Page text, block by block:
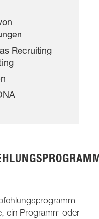
Recruiting
ein Programm oder